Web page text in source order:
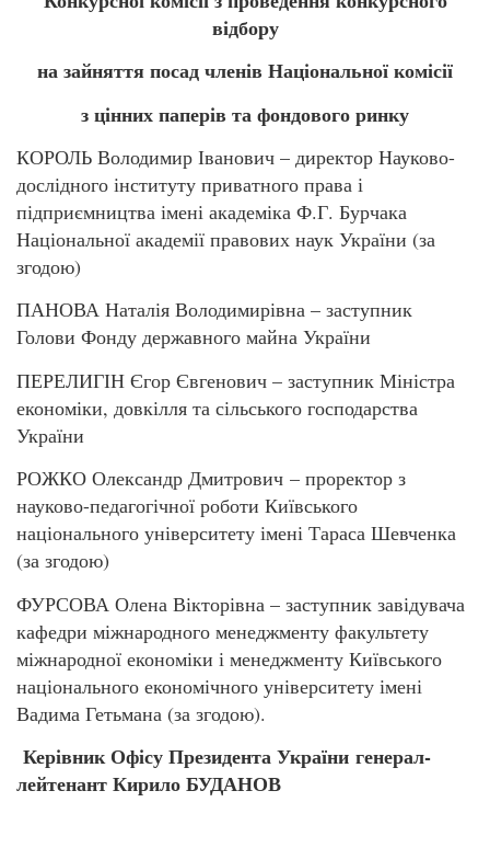
відбору
на зайняття посад членів Національної комісії
з цінних паперів та фондового ринку
КОРОЛЬ Володимир Іванович – директор Науково-
дослідного інституту приватного права і
підприємництва імені академіка Ф.Г. Бурчака
Національної академії правових наук України (за
згодою)
ПАНОВА Наталія Володимирівна – заступник
Голови Фонду державного майна України
ПЕРЕЛИГІН Єгор Євгенович – заступник Міністра
економіки, довкілля та сільського господарства
України
РОЖКО Олександр Дмитрович – проректор з
науково-педагогічної роботи Київського
національного університету імені Тараса Шевченка
(за згодою)
ФУРСОВА Олена Вікторівна – заступник завідувача
кафедри міжнародного менеджменту факультету
міжнародної економіки і менеджменту Київського
національного економічного університету імені
Вадима Гетьмана (за згодою).
Керівник Офісу Президента України генерал-
лейтенант Кирило БУДАНОВ